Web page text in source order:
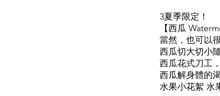
3夏季限定！
【西瓜
當然，也可以
西瓜切大切小
西瓜花式刀工
西瓜解身體的
水果小花絮 水